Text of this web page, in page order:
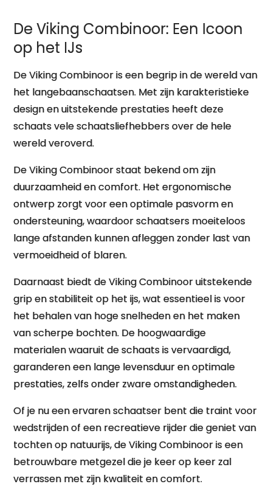
De Viking Combinoor: Een Icoon
op het IJs
De Viking Combinoor is een begrip in de wereld van
het langebaanschaatsen. Met zijn karakteristieke
design en uitstekende prestaties heeft deze
schaats vele schaatsliefhebbers over de hele
wereld veroverd.
De Viking Combinoor staat bekend om zijn
duurzaamheid en comfort. Het ergonomische
ontwerp zorgt voor een optimale pasvorm en
ondersteuning, waardoor schaatsers moeiteloos
lange afstanden kunnen afleggen zonder last van
vermoeidheid of blaren.
Daarnaast biedt de Viking Combinoor uitstekende
grip en stabiliteit op het ijs, wat essentieel is voor
het behalen van hoge snelheden en het maken
van scherpe bochten. De hoogwaardige
materialen waaruit de schaats is vervaardigd,
garanderen een lange levensduur en optimale
prestaties, zelfs onder zware omstandigheden.
Of je nu een ervaren schaatser bent die traint voor
wedstrijden of een recreatieve rijder die geniet van
tochten op natuurijs, de Viking Combinoor is een
betrouwbare metgezel die je keer op keer zal
verrassen met zijn kwaliteit en comfort.